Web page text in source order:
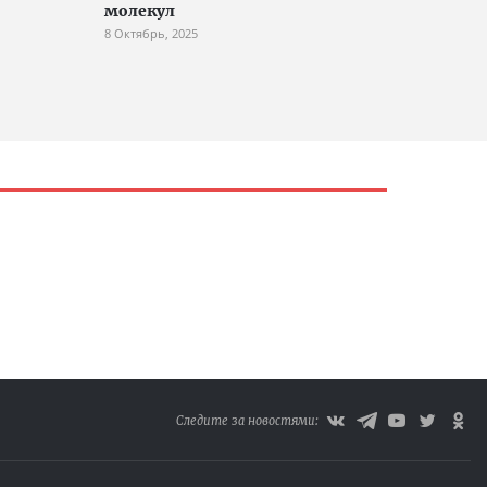
молекул
8 Октябрь, 2025
Следите за новостями: